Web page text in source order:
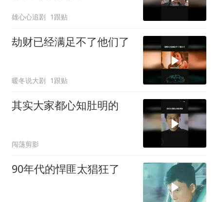
雄心心追剧 1跟贴
劫财已经满足不了他们了
暖冬说大剧 1跟贴
其实大家都心知肚明的
闯荡剪影
90年代的悍匪太猖狂了